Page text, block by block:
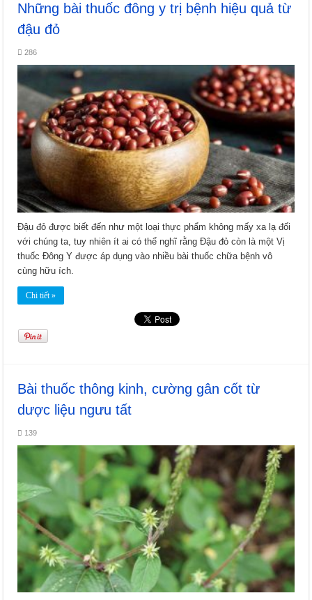
Những bài thuốc đông y trị bệnh hiệu quả từ
đậu đỏ
286
Đậu đỏ được biết đến như một loại thực phẩm không mấy xa lạ đối
với chúng ta, tuy nhiên ít ai có thể nghĩ rằng Đậu đỏ còn là một Vị
thuốc Đông Y được áp dụng vào nhiều bài thuốc chữa bệnh vô
cùng hữu ích.
Chi tiết »
Bài thuốc thông kinh, cường gân cốt từ
dược liệu ngưu tất
139